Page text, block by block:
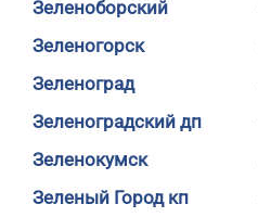
Зеленоборский
Зеленогорск
Зеленоград
Зеленоградский дп
Зеленокумск
Зеленый Город кп